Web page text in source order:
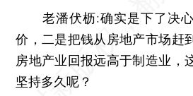
老潘伏枥:确实是下了决心
价，二是把钱从房地产市场赶
房地产业回报远高于制造业，
坚持多久呢？